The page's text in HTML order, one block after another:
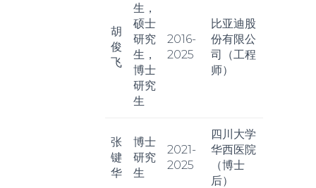
胡
俊
飞
生，
硕士
研究
生，
博士
研究
生
2016-
2025
比亚迪股
份有限公
司（工程
师）
张
键
华
博士
研究
生
2021-
2025
四川大学
华西医院
（博士
后）